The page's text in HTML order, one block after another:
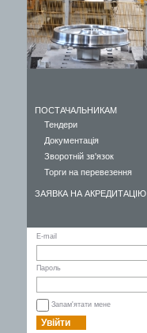
ПОСТАЧАЛЬНИКАМ
Тендери
Документація
Зворотній зв'язок
Торги на перевезення
ЗАЯВКА НА АКРЕДИТАЦІЮ
E-mail
Пароль
Запам'ятати мене
Увійти